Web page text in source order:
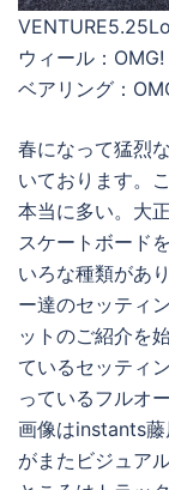
VENTURE5.25Lo
ウィール：
ベアリング：
春になって猛烈
いております。
本当に多い。大
スケートボード
いろな種類があ
ー達のセッティ
ットのご紹介を
ているセッティ
っているフルオ
画像はinstants
がまたビジュア